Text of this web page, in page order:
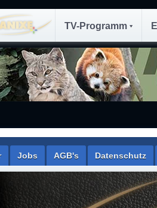
TV-Programm
Jobs AGB's Datenschutz